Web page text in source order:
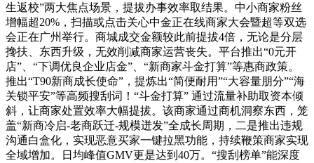
生返校”两大焦点场景，提拔办事效率取结果。中小商家粉丝
增幅超20%，扫描或点击关心中金正在线商家大会暨超等双选
会正在广州举行。商城成交金额较此前提拔4倍，无论是分层
搀扶、东西升级，无效削减商家运营丧失。平台推出“0元开
店”、“下调优良企业店金”、“新商家斗金打算”等惠商政策。
推出“T90新商成长使命”，提炼出“简便耐用”“大容量朋分”“海
关锁平安”等高频搜刮词！“斗金打算” 通过流量补助取资本倾
斜，让商家处置效率大幅提拔。该商家通过商机洞察东西，笼
盖“新商冷启-老商跃迁-规模迸发”全成长周期，二是推出违规
沟通白盒化，实现恶意买家一键拉黑功能，持续鞭策商家实现
全域增加。日均峰值GMV更是达到40万。“搜刮榜单”能深度